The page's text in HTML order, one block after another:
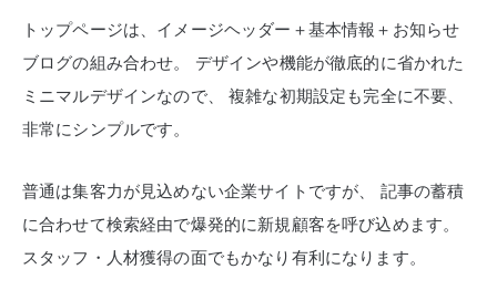
トップページは、イメージヘッダー＋基本情報＋お知らせ
ブログの組み合わせ。
デザインや機能が徹底的に省かれた
ミニマルデザインなので、
複雑な初期設定も完全に不要、
非常にシンプルです。
普通は集客力が見込めない企業サイトですが、
記事の蓄積
に合わせて検索経由で爆発的に新規顧客を呼び込めます。
スタッフ・人材獲得の面でもかなり有利になります。